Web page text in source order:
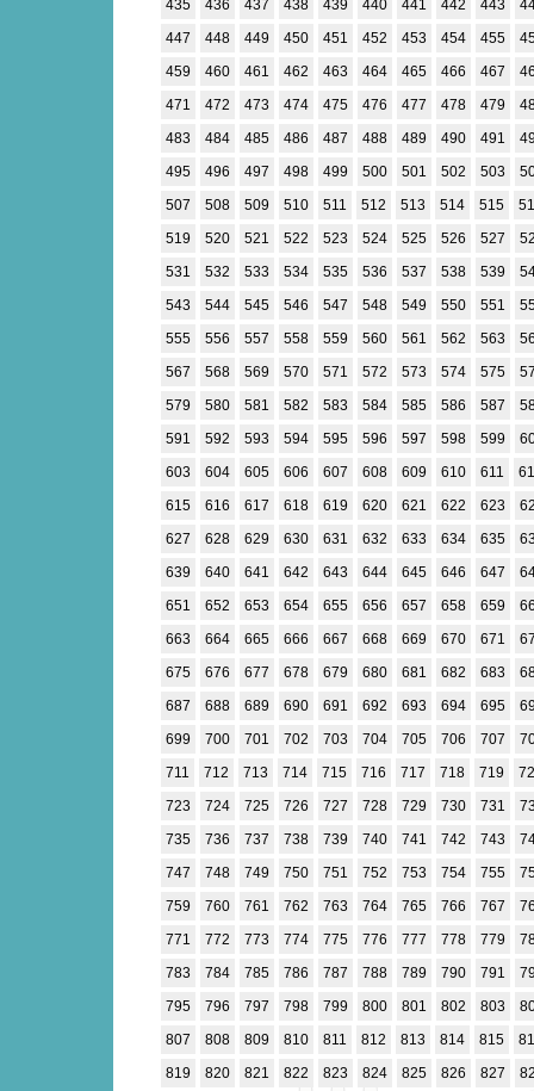
435
436 437 438 439 440 441 442 443
447
448 449 450 451 452 453 454 455
459
460 461 462 463 464 465 466 467
471
472 473 474 475 476 477 478 479
483
484 485 486 487 488 489 490 491
495
496 497 498 499 500 501 502 503
507
508 509 510 511 512 513 514 515
519
520 521 522 523 524 525 526 527
531
532 533 534 535 536 537 538 539
543
544 545 546 547 548 549 550 551
555
556 557 558 559 560 561 562 563
567
568 569 570 571 572 573 574 575
579
580 581 582 583 584 585 586 587
591
592 593 594 595 596 597 598 599
603
604 605 606 607 608 609 610 611
615
616 617 618 619 620 621 622 623
627
628 629 630 631 632 633 634 635
639
640 641 642 643 644 645 646 647
651
652 653 654 655 656 657 658 659
663
664 665 666 667 668 669 670 671
675
676 677 678 679 680 681 682 683
687
688 689 690 691 692 693 694 695
699
700 701 702 703 704 705 706 707
711
712 713 714 715 716 717 718 719
723
724 725 726 727 728 729 730 731
735
736 737 738 739 740 741 742 743
747
748 749 750 751 752 753 754 755
759
760 761 762 763 764 765 766 767
771
772 773 774 775 776 777 778 779
783
784 785 786 787 788 789 790 791
795
796 797 798 799 800 801 802 803
807
808 809 810 811 812 813 814 815
819
820 821 822 823 824 825 826 827